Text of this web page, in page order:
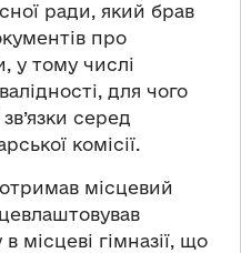
ради, який брав
про
у тому числі
для чого
серед
комісії.
місцевий
місцеві гімназії, що